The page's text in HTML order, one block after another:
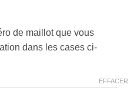
de maillot que vous
dans les cases ci-
EFFACER